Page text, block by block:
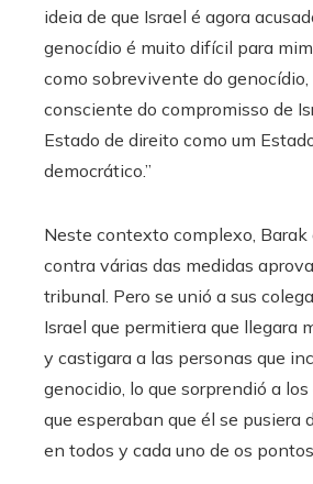
ideia de que Israel é agora
genocídio é muito difícil para
como sobrevivente do
consciente do compromisso de
Estado de direito como um
democrático.”
Neste contexto complexo, Barak
contra várias das medidas
tribunal. Pero se unió a sus
Israel que permitiera que llegara
y castigara a las personas que
genocidio, lo que sorprendió a
que esperaban que él se pusiera
en todos y cada uno de os pontos.